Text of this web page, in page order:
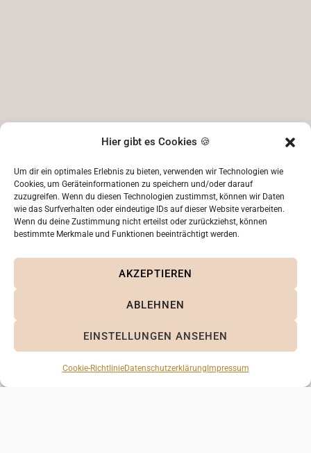
Hier gibt es Cookies 🍪
Um dir ein optimales Erlebnis zu bieten, verwenden wir Technologien wie
Cookies, um Geräteinformationen zu speichern und/oder darauf
zuzugreifen. Wenn du diesen Technologien zustimmst, können wir Daten
wie das Surfverhalten oder eindeutige IDs auf dieser Website verarbeiten.
Wenn du deine Zustimmung nicht erteilst oder zurückziehst, können
bestimmte Merkmale und Funktionen beeinträchtigt werden.
AKZEPTIEREN
ABLEHNEN
EINSTELLUNGEN ANSEHEN
Cookie-RichtlinieDatenschutzerklärung Impressum